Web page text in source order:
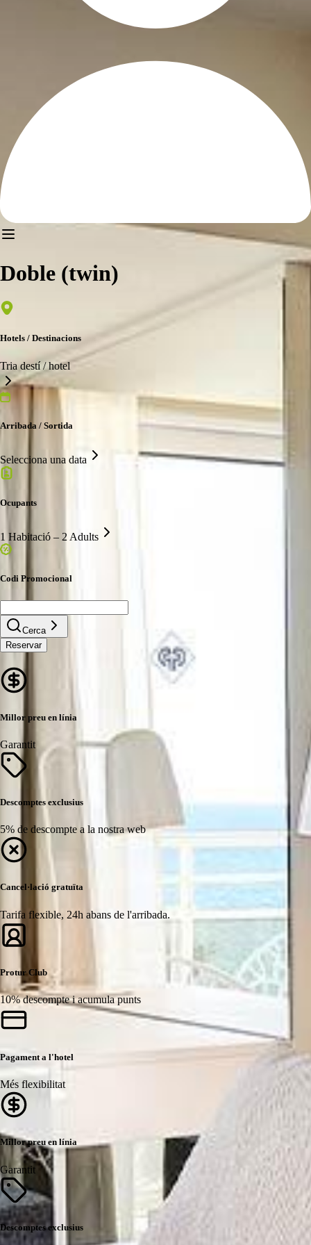
Doble (twin)
Hotels / Destinacions
Tria destí / hotel
Arribada / Sortida
Selecciona una data
Ocupants
1 Habitació – 2 Adults
Codi Promocional
Cerca
Reservar
Millor preu en línia
Garantit
Descomptes exclusius
5% de descompte a la nostra web
Cancel·lació gratuïta
Tarifa flexible, 24h abans de l'arribada.
Protur Club
10% descompte i acumula punts
Pagament a l'hotel
Més flexibilitat
Millor preu en línia
Garantit
Descomptes exclusius